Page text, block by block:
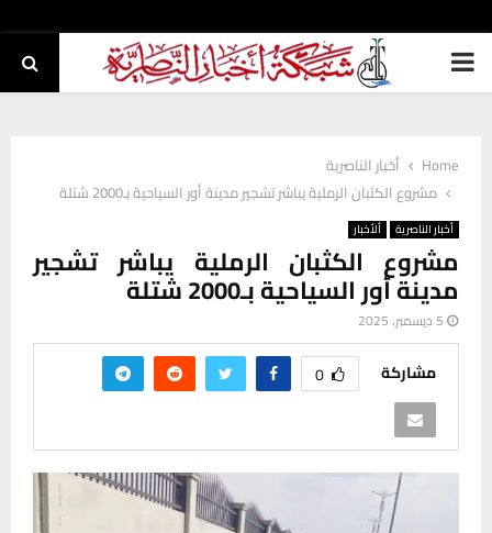
PRIMARY
Home
أخبار الناصرية
مشروع الكثبان الرملية يباشر تشجير مدينة أور السياحية بـ2000 شتلة
أخبار الناصرية ألأخبار
مشروع الكثبان الرملية يباشر تشجير
مدينة أور السياحية بـ2000 شتلة
5 ديسمبر، 2025
مشاركة 0